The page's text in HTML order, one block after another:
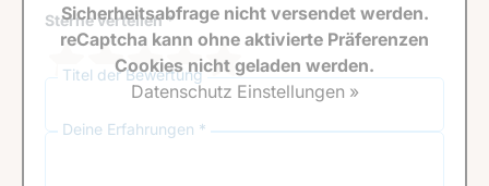
Sterne verteilen *
Titel der Bewertung
Deine Erfahrungen *
Sicherheitsabfrage nicht versendet werden.
reCaptcha kann ohne aktivierte Präferenzen
Cookies nicht geladen werden.
Datenschutz Einstellungen »